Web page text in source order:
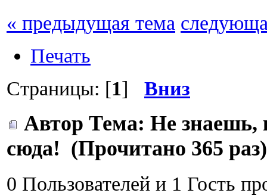
« предыдущая тема
Печать
Страницы: [1] Вниз
Автор Тема: Не знаешь,
сюда! (Прочитано 365 раз)
0 Пользователей и 1 Гость